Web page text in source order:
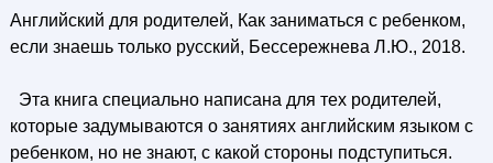
Английский для родителей, Как заниматься с ребенком,
если знаешь только русский, Бессережнева Л.Ю., 2018.
Эта книга специально написана для тех родителей,
которые задумываются о занятиях английским языком с
ребенком, но не знают, с какой стороны подступиться.